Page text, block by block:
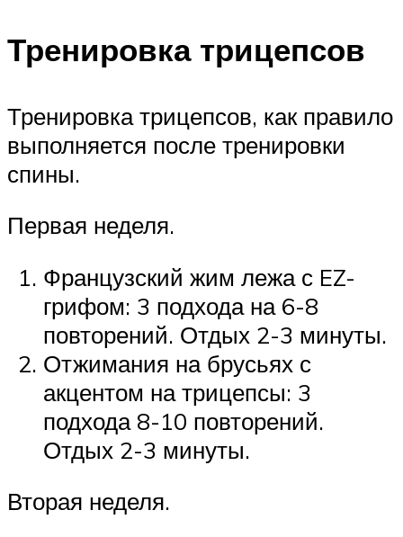
Тренировка трицепсов
Тренировка трицепсов, как правило
выполняется после тренировки
спины.
Первая неделя.
Французский жим лежа с EZ-
грифом: 3 подхода на 6-8
повторений. Отдых 2-3 минуты.
Отжимания на брусьях с
акцентом на трицепсы: 3
подхода 8-10 повторений.
Отдых 2-3 минуты.
Вторая неделя.